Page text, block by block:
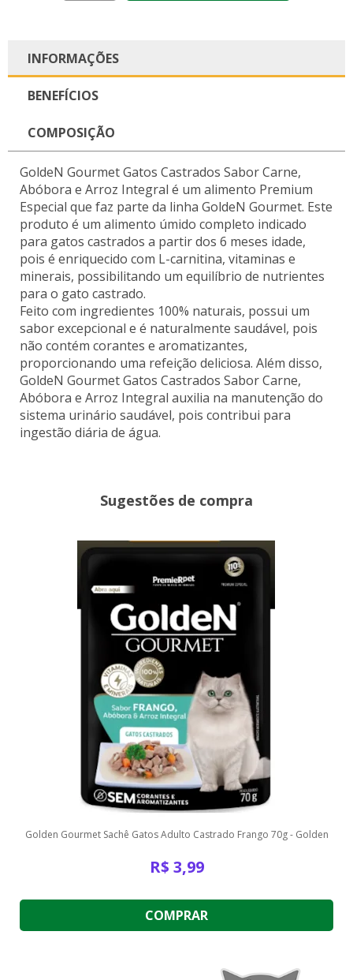
INFORMAÇÕES
BENEFÍCIOS
COMPOSIÇÃO
GoldeN Gourmet Gatos Castrados Sabor Carne,
Abóbora e Arroz Integral é um alimento Premium
Especial que faz parte da linha GoldeN Gourmet. Este
produto é um alimento úmido completo indicado
para gatos castrados a partir dos 6 meses idade,
pois é enriquecido com L-carnitina, vitaminas e
minerais, possibilitando um equilíbrio de nutrientes
para o gato castrado.
Feito com ingredientes 100% naturais, possui um
sabor excepcional e é naturalmente saudável, pois
não contém corantes e aromatizantes,
proporcionando uma refeição deliciosa. Além disso,
GoldeN Gourmet Gatos Castrados Sabor Carne,
Abóbora e Arroz Integral auxilia na manutenção do
sistema urinário saudável, pois contribui para
ingestão diária de água.
Sugestões de compra
Golden Gourmet Sachê Gatos Adulto Castrado Frango 70g - Golden
R$ 3,99
COMPRAR